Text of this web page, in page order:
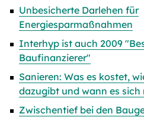
Unbesicherte Darlehen für
Energiesparmaßnahmen
Interhyp ist auch 2009
Baufinanzierer"
Sanieren: Was es kostet,
dazugibt und wann es sich
Zwischentief bei den